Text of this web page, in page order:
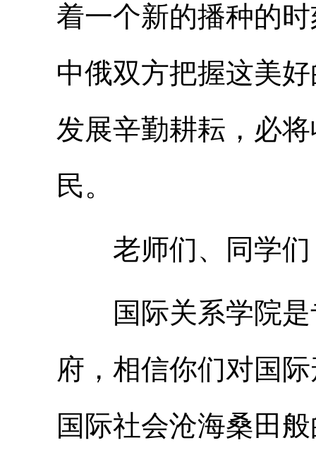
着一个新的播种的
中俄双方把握这美
发展辛勤耕耘，必
民。
老师们、同学们
国际关系学院是
府，相信你们对国
国际社会沧海桑田